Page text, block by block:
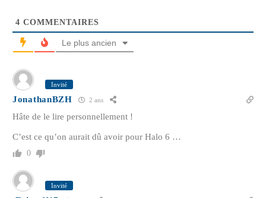
4 COMMENTAIRES
Le plus ancien
Invité
JonathanBZH 2 ans
Hâte de le lire personnellement !
C’est ce qu’on aurait dû avoir pour Halo 6 …
0
Invité